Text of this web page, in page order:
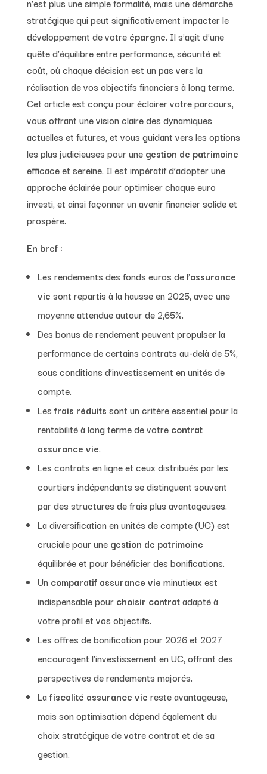
n’est plus une simple formalité, mais une démarche
stratégique qui peut significativement impacter le
développement de votre épargne. Il s’agit d’une
quête d’équilibre entre performance, sécurité et
coût, où chaque décision est un pas vers la
réalisation de vos objectifs financiers à long terme.
Cet article est conçu pour éclairer votre parcours,
vous offrant une vision claire des dynamiques
actuelles et futures, et vous guidant vers les options
les plus judicieuses pour une gestion de patrimoine
efficace et sereine. Il est impératif d’adopter une
approche éclairée pour optimiser chaque euro
investi, et ainsi façonner un avenir financier solide et
prospère.
En bref :
Les rendements des fonds euros de l’assurance
vie sont repartis à la hausse en 2025, avec une
moyenne attendue autour de 2,65%.
Des bonus de rendement peuvent propulser la
performance de certains contrats au-delà de 5%,
sous conditions d’investissement en unités de
compte.
Les frais réduits sont un critère essentiel pour la
rentabilité à long terme de votre contrat
assurance vie.
Les contrats en ligne et ceux distribués par les
courtiers indépendants se distinguent souvent
par des structures de frais plus avantageuses.
La diversification en unités de compte (UC) est
cruciale pour une gestion de patrimoine
équilibrée et pour bénéficier des bonifications.
Un comparatif assurance vie minutieux est
indispensable pour choisir contratadapté à
votre profil et vos objectifs.
Les offres de bonification pour 2026 et 2027
encouragent l’investissement en UC, offrant des
perspectives de rendements majorés.
La fiscalité assurance vie reste avantageuse,
mais son optimisation dépend également du
choix stratégique de votre contrat et de sa
gestion.